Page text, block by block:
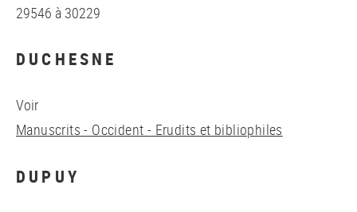
29546 à 30229
DUCHESNE
Voir
Manuscrits - Occident - Erudits et bibliophiles
DUPUY